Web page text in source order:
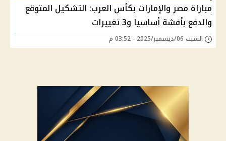
مباراة مصر والإمارات بكأس العرب: التشكيل المتوقع
والدفع بأفشة أساسيا و3 تغييرات
السبت 06/ديسمبر/2025 - 03:52 م